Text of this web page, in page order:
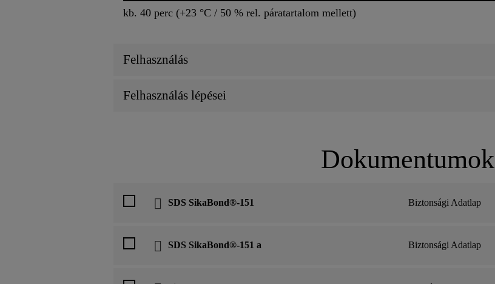
kb. 40 perc (+23 °C / 50 % rel. páratartalom mellett)
Felhasználás
Felhasználás lépései
Dokumentumok
SDS SikaBond®-151 Biztonsági Adatlap
SDS SikaBond®-151 a Biztonsági Adatlap